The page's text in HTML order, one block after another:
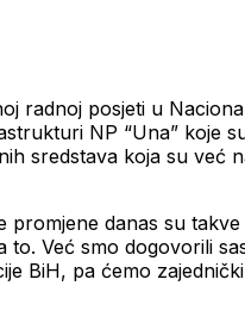
posjeti u
NP “Una” koje
sredstava koja su već
danas su
Već smo dogovorili
BiH, pa ćemo